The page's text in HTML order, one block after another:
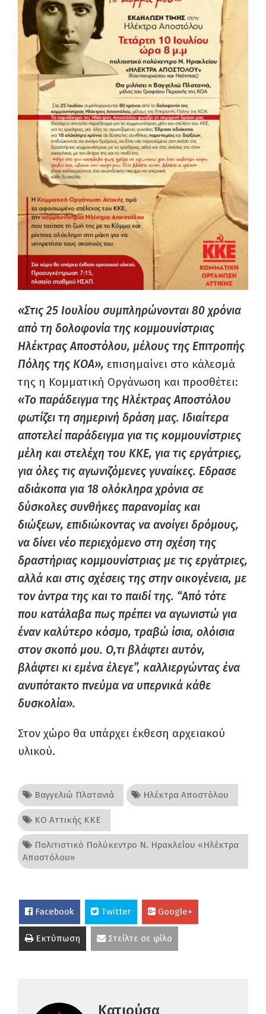
«Στις 25 Ιουλίου συμπληρώνονται 80 χρόνια
από τη δολοφονία της κομμουνίστριας
Ηλέκτρας Αποστόλου, μέλους της Επιτροπής
Πόλης της ΚΟΑ», επισημαίνει στο κάλεσμά
της η Κομματική Οργάνωση και προσθέτει:
«Το παράδειγμα της Ηλέκτρας Αποστόλου
φωτίζει τη σημερινή δράση μας. Ιδιαίτερα
αποτελεί παράδειγμα για τις κομμουνίστριες
μέλη και στελέχη του ΚΚΕ, για τις εργάτριες,
για όλες τις αγωνιζόμενες γυναίκες. Εδρασε
αδιάκοπα για 18 ολόκληρα χρόνια σε
δύσκολες συνθήκες παρανομίας και
διώξεων, επιδιώκοντας να ανοίγει δρόμους,
να δίνει νέο περιεχόμενο στη σχέση της
δραστήριας κομμουνίστριας με τις εργάτριες,
αλλά και στις σχέσεις της στην οικογένεια, με
τον άντρα της και το παιδί της. “Από τότε
που κατάλαβα πως πρέπει να αγωνιστώ για
έναν καλύτερο κόσμο, τραβώ ίσια, ολόισια
στον σκοπό μου. Ο,τι βλάφτει αυτόν,
βλάφτει κι εμένα έλεγε”, καλλιεργώντας ένα
ανυπότακτο πνεύμα να υπερνικά κάθε
δυσκολία».
Στον χώρο θα υπάρχει έκθεση αρχειακού
υλικού.
Βαγγελιώ Πλατανιά Ηλέκτρα Αποστόλου
ΚΟ Αττικής ΚΚΕ
Πολιτιστικό Πολύκεντρο Ν. Ηρακλείου «Ηλέκτρα
Αποστόλου»
Facebook Twitter Google+
Εκτύπωση Στείλτε σε φίλο
Κατιούσα